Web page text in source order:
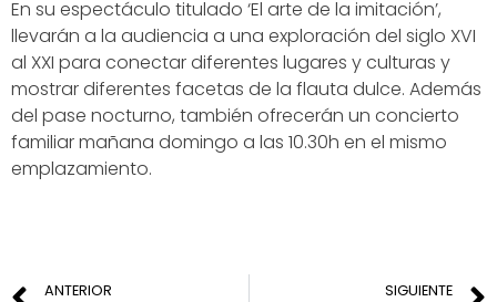
En su espectáculo titulado ‘El arte de la imitación’,
llevarán a la audiencia a una exploración del siglo XVI
al XXI para conectar diferentes lugares y culturas y
mostrar diferentes facetas de la flauta dulce. Además
del pase nocturno, también ofrecerán un concierto
familiar mañana domingo a las 10.30h en el mismo
emplazamiento.
ANTERIOR SIGUIENTE